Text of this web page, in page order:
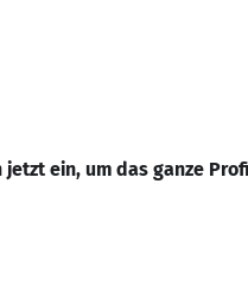
jetzt ein, um das ganze